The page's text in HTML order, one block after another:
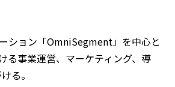
ション「OmniSegment」を中心と
る事業運営、マーケティング、導
る。